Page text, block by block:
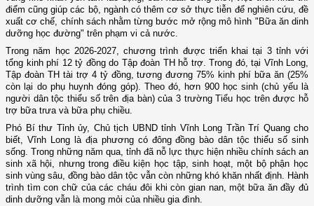
điểm cũng giúp các bộ, ngành có thêm cơ sở thực tiễn để nghiên cứu, đề
xuất cơ chế, chính sách nhằm từng bước mở rộng mô hình "Bữa ăn dinh
dưỡng học đường" trên phạm vi cả nước.
Trong năm học 2026-2027, chương trình được triển khai tại 3 tỉnh với
tổng kinh phí 12 tỷ đồng do Tập đoàn TH hỗ trợ. Trong đó, tại Vĩnh Long,
Tập đoàn TH tài trợ 4 tỷ đồng, tương đương 75% kinh phí bữa ăn (25%
còn lại do phụ huynh đóng góp). Theo đó, hơn 900 học sinh (chủ yếu là
người dân tộc thiểu số trên địa bàn) của 3 trường Tiểu học trên được hỗ
trợ bữa trưa và bữa phụ chiều.
Phó Bí thư Tỉnh ủy, Chủ tịch UBND tỉnh Vĩnh Long Trần Trí Quang cho
biết, Vĩnh Long là địa phương có đông đồng bào dân tộc thiểu số sinh
sống. Trong những năm qua, tỉnh đã nỗ lực thực hiện nhiều chính sách an
sinh xã hội, nhưng trong điều kiện học tập, sinh hoạt, một bộ phận học
sinh vùng sâu, đồng bào dân tộc vẫn còn những khó khăn nhất định. Hành
trình tìm con chữ của các cháu đôi khi còn gian nan, một bữa ăn đầy đủ
dinh dưỡng vẫn là mong mỏi của nhiều gia đình.